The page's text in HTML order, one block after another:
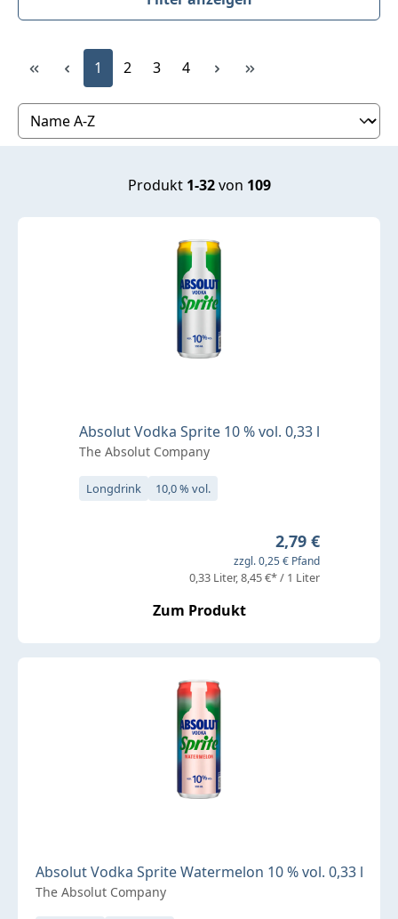
Produktübersicht
Seite
1 Seite
2 Seite
3 Seite
4
Produkt 1-32von 109
Absolut Vodka Sprite 10 % vol. 0,33 l
The Absolut Company
Longdrink 10,0 % vol.
Regulärer Preis:
2,79 €
zzgl. 0,25 € Pfand
0,33 Liter 8,45 €* / 1 Liter
Zum Produkt
Absolut Vodka Sprite Watermelon 10 % vol. 0,33 l
The Absolut Company